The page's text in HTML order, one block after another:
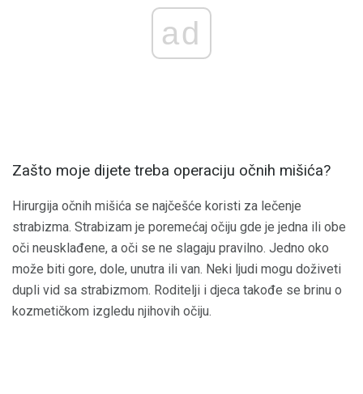
ad
Zašto moje dijete treba operaciju očnih mišića?
Hirurgija očnih mišića se najčešće koristi za lečenje
strabizma. Strabizam je poremećaj očiju gde je jedna ili obe
oči neusklađene, a oči se ne slagaju pravilno. Jedno oko
može biti gore, dole, unutra ili van. Neki ljudi mogu doživeti
dupli vid sa strabizmom. Roditelji i djeca takođe se brinu o
kozmetičkom izgledu njihovih očiju.